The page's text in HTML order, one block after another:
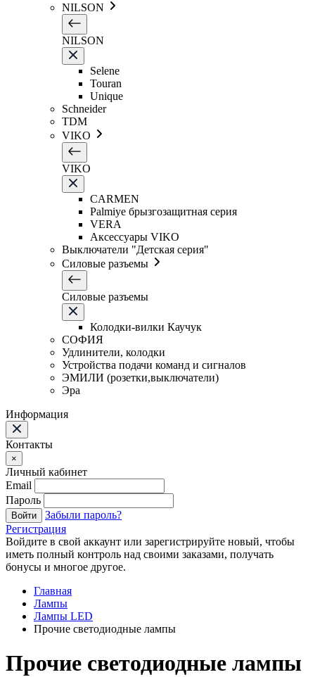
NILSON
NILSON
Selene
Touran
Unique
Schneider
TDM
VIKO
VIKO
CARMEN
Palmiye брызгозащитная серия
VERA
Аксессуары VIKO
Выключатели "Детская серия"
Силовые разъемы
Силовые разъемы
Колодки-вилки Каучук
СОФИЯ
Удлинители, колодки
Устройства подачи команд и сигналов
ЭМИЛИ (розетки,выключатели)
Эра
Информация
Контакты
×
Личный кабинет
Email
Пароль
Войти
Забыли пароль?
Регистрация
Войдите в свой аккаунт или зарегистрируйте новый, чтобы
иметь полный контроль над своими заказами, получать
бонусы и многое другое.
Главная
Лампы
Лампы LED
Прочие светодиодные лампы
Прочие светодиодные лампы